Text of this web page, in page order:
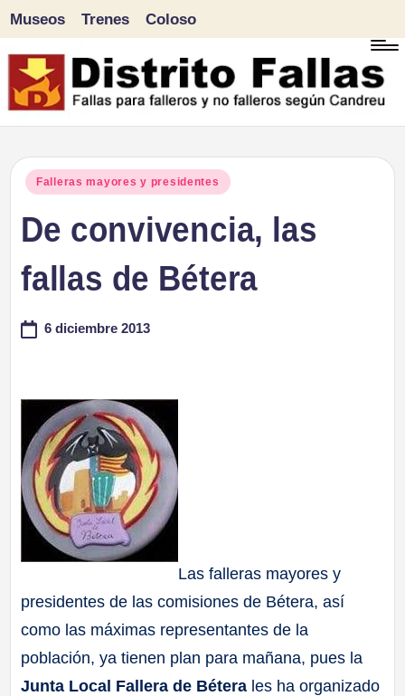
Saltar
al
Museos Trenes Coloso
Publicado
Falleras mayores y presidentes
De convivencia, las
fallas de Bétera
6 diciembre 2013
Las falleras mayores y
presidentes de las comisiones de Bétera, así
como las máximas representantes de la
población, ya tienen plan para mañana, pues la
Junta Local Fallera de Bétera les ha organizado